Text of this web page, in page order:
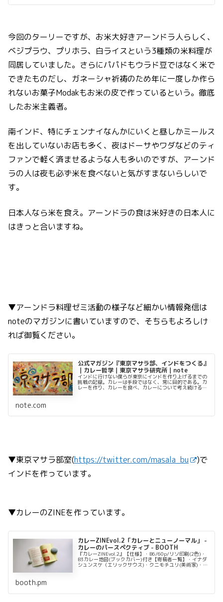
今回のターリーですが、お米大好きアーンドラ人らしく、
ベジプラウ、プリホラ、白ライスという3種類の米料理が
同居していました。さらにパパドもウラド豆ではなく米で
できたものだし、ガネーシャ祈祷のため年に一度しか作ら
れないお菓子Modakもお米の皮で作っているという。徹底
したお米主義者。
南インド、特にチェンナイなんかにいくと昼しかミールス
を出していないお店も多く、夜はドーサやワダなどのティ
ファンで軽く済ませるような人も多いのですが、アーンド
ラの人は夜も必ず米を食べないと気がすまないらしいで
す。
日本人なら米を食え。アーンドラの食は米好きの日本人に
はきっと合いますね。
▼アーンドラ料理ゼミ活動の様子など細かい情報発信は
noteのマガジンに書いていますので、そちらもよろしけ
れば御覧ください。
公式マガジン『東京マサラ部、インドをつくる』
｜カレー哲学｜東京マサラ研究所｜note
インドに行けない僕らが東京にインドを作り上げるまでの
挑戦の記録。カレーは手段ではなく、常に目的である。カ
レーを作り、カレーを食べ、カレーについて考え続ける。
note.com
▼東京マサラ部室(https://twitter.com/masala_bu
)で
インドを作っています。
▼カレーのZINEを作っています。
カレーZINEvol.2「カレーとニューノーマル」 -
カレーのパースペクティブ - BOOTH
『カレーZINEvol.2』【仕様】・B6/60p/リソ印刷(2色)・
B3カレー地図(ブックカバー)付き【寄稿者一覧】・イナダ
シュンスケ（エリックサウス)・クニモチユリ(美術家)・カ
booth.pm